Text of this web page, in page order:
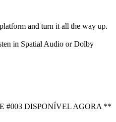
and turn it all the way up.
in Spatial Audio or Dolby
#003 DISPONÍVEL AGORA **